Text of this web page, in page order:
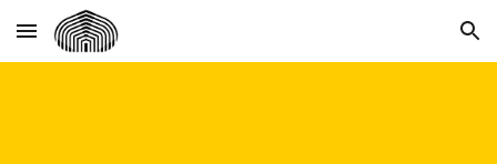
Skip to main content Skip to navigation